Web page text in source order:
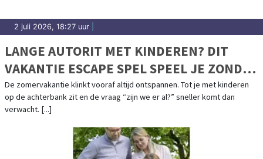
2 juli 2026, 18:27 uur
LANGE AUTORIT MET KINDEREN? DIT
VAKANTIE ESCAPE SPEL SPEEL JE ZONDER
SCHERM
De zomervakantie klinkt vooraf altijd ontspannen. Tot je met kinderen
op de achterbank zit en de vraag “zijn we er al?” sneller komt dan
verwacht. [...]